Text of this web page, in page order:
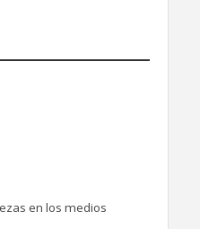
en los medios